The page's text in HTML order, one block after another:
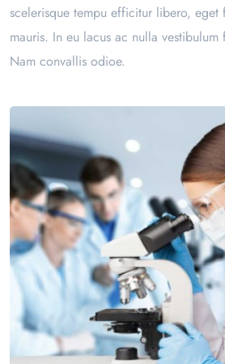
scelerisque tempu efficitur libero, eget
mauris. In eu lacus ac nulla
Nam convallis odioe.